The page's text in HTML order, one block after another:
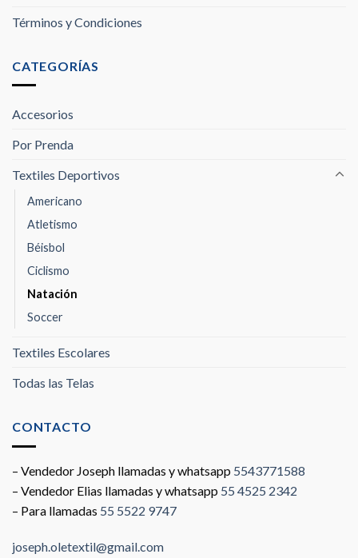
Términos y Condiciones
CATEGORÍAS
Accesorios
Por Prenda
Textiles Deportivos
Americano
Atletismo
Béisbol
Ciclismo
Natación
Soccer
Textiles Escolares
Todas las Telas
CONTACTO
– Vendedor Joseph llamadas y whatsapp 5543771588
– Vendedor Elias llamadas y whatsapp 55 4525 2342
– Para llamadas 55 5522 9747
joseph.oletextil@gmail.com